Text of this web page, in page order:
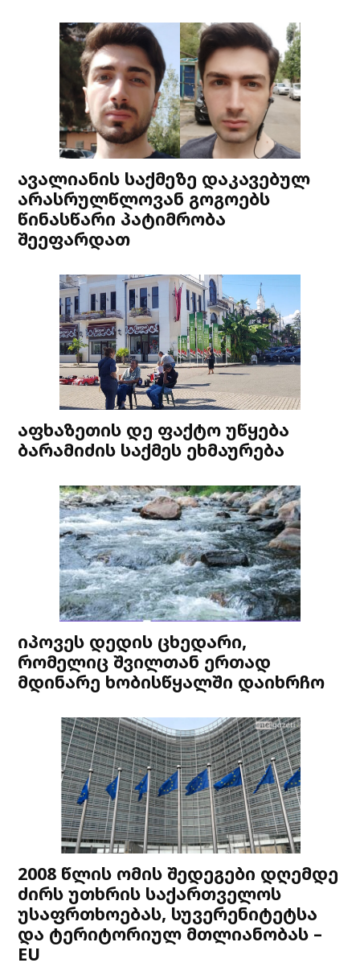
ავალიანის საქმეზე დაკავებულ
არასრულწლოვან გოგოებს
წინასწარი პატიმრობა
შეეფარდათ
აფხაზეთის დე ფაქტო უწყება
ბარამიძის საქმეს ეხმაურება
იპოვეს დედის ცხედარი,
რომელიც შვილთან ერთად
მდინარე ხობისწყალში დაიხრჩო
2008 წლის ომის შედეგები დღემდე
ძირს უთხრის საქართველოს
უსაფრთხოებას, სუვერენიტეტსა
და ტერიტორიულ მთლიანობას –
EU